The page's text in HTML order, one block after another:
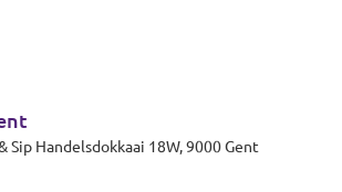
Sip Handelsdokkaai 18W, 9000 Gent